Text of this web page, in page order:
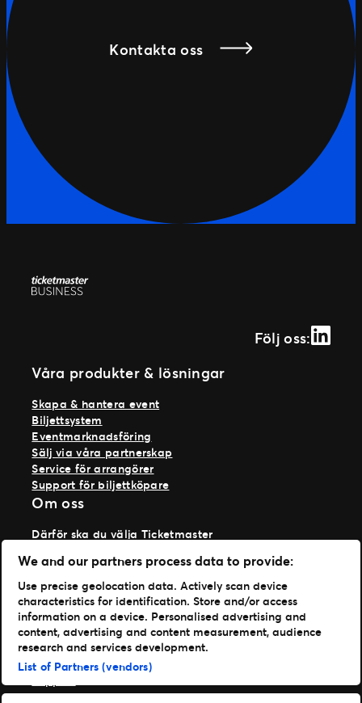
Kontakta oss
Följ oss:
Våra produkter & lösningar
Skapa & hantera event
Biljettsystem
Eventmarknadsföring
Sälj via våra partnerskap
Service för arrangörer
Support för biljettköpare
Om oss
Därför ska du välja Ticketmaster
Vi på Ticketmaster
Vår historia
Jobba hos oss
Materialspecifikationer
Läs mer
Nyheter
We and our partners process data to provide:
Use precise geolocation data. Actively scan device
characteristics for identification. Store and/or access
information on a device. Personalised advertising and
content, advertising and content measurement, audience
research and services development.
List of Partners (vendors)